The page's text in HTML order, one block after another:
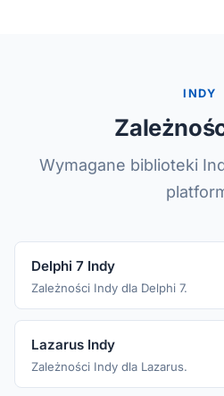
INDY
Wymagane biblioteki
Delphi 7 Indy
Zależności Indy dla Delphi 7.
Lazarus Indy
Zależności Indy dla Lazarus.